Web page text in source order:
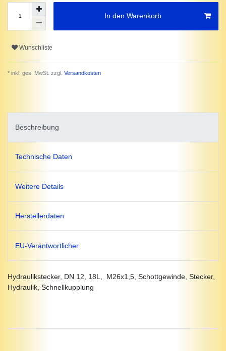
In den Warenkorb
Wunschliste
* inkl. ges. MwSt. zzgl. Versandkosten
Beschreibung
Technische Daten
Weitere Details
Herstellerdaten
EU-Verantwortlicher
Hydraulikstecker, DN 12, 18L, M26x1,5, Schottgewinde, Stecker,
Hydraulik, Schnellkupplung